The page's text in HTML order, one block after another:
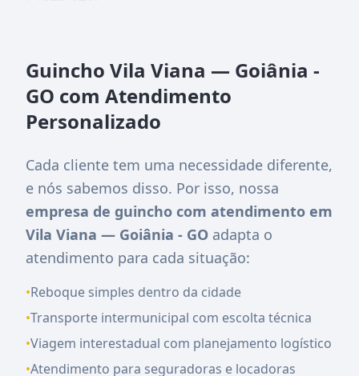
Guincho Vila Viana — Goiânia -
GO com Atendimento
Personalizado
Cada cliente tem uma necessidade diferente,
e nós sabemos disso. Por isso, nossa
empresa de guincho com atendimento em
Vila Viana — Goiânia - GO adapta o
atendimento para cada situação:
•Reboque simples dentro da cidade
•Transporte intermunicipal com escolta técnica
•Viagem interestadual com planejamento logístico
•Atendimento para seguradoras e locadoras